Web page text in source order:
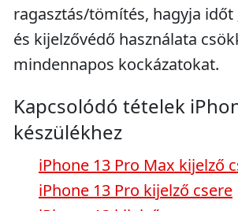
ragasztás/tömítés, hagyja időt
és kijelzővédő használata
mindennapos kockázatokat.
Kapcsolódó tételek
készülékhez
iPhone 13 Pro Max kijelző
iPhone 13 Pro kijelző csere